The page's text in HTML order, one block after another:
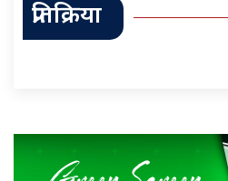
प्रतिक्रिया